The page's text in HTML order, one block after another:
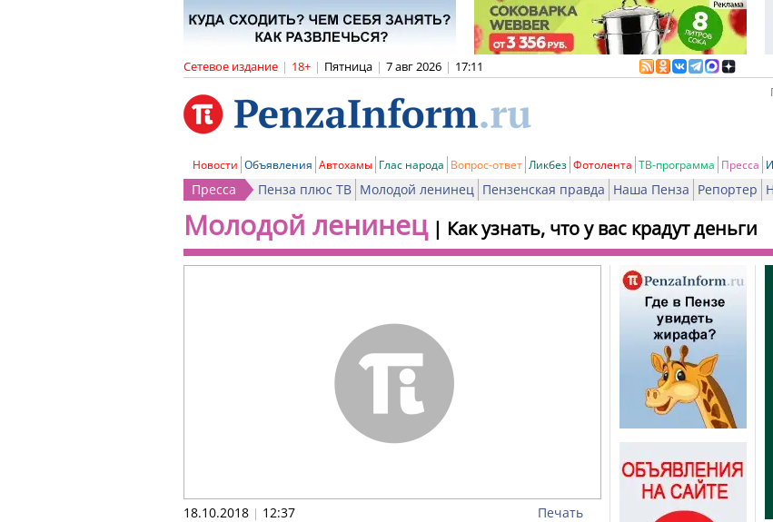
Сетевое издание | 18+ | Пятница | 7 авг 2026 | 17:11
Новости Объявления Автохамы Глас народа Вопрос-ответ Ликбез Фотолента ТВ-программа Пресса
Пресса Пенза плюс ТВ Молодой ленинец Пензенская правда Наша Пенза Репортер
Молодой ленинец| Как узнать, что у вас крадут деньги
18.10.2018 | 12:37 Печать